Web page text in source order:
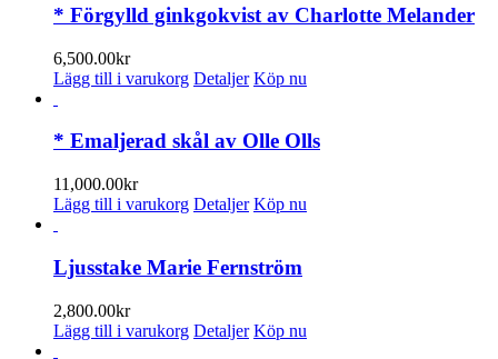
har
flera
De
olika
kan
väljas
* Förgylld ginkgokvist av Charlotte Melander
6,500.00kr
Lägg till i varukorg Detaljer Köp nu
* Emaljerad skål av Olle Olls
11,000.00kr
Lägg till i varukorg Detaljer Köp nu
Ljusstake Marie Fernström
2,800.00kr
Lägg till i varukorg Detaljer Köp nu